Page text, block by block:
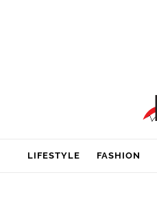
LIFESTYLE FASHION